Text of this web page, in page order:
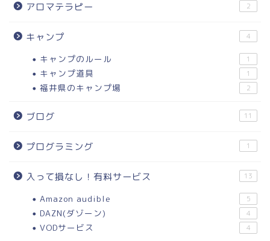
アロマテラピー 2
キャンプ 4
キャンプのルール 1
キャンプ道具 1
福井県のキャンプ場 2
ブログ 11
プログラミング 1
入って損なし！有料サービス 13
Amazon audible 5
DAZN(ダゾーン) 4
VODサービス 4